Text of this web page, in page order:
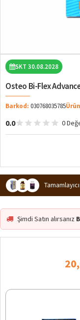
SKT 30.08.2028
Osteo Bi-Flex
Barkod: 030768035785
0.0 0
Şimdi Satın alırsanız